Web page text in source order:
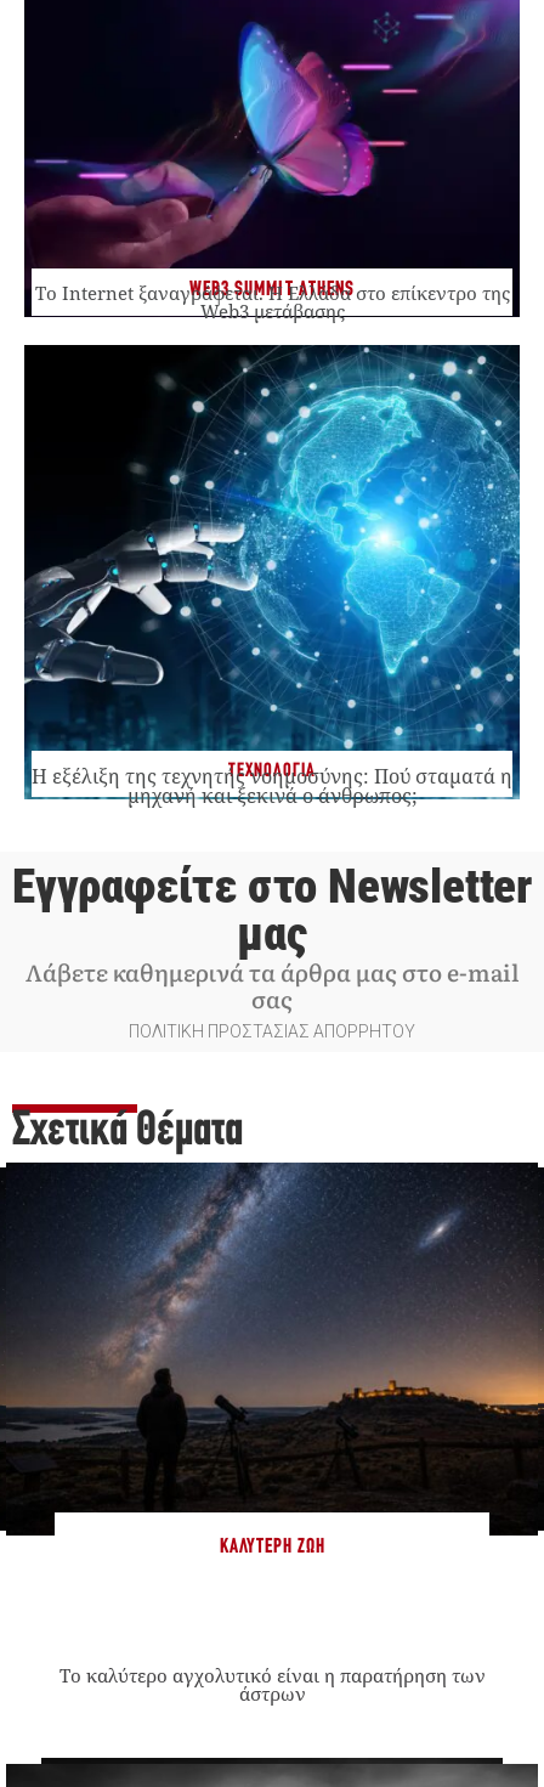
WEB3 SUMMIT ATHENS
Το Internet ξαναγράφεται. Η Ελλάδα στο επίκεντρο της
Web3 μετάβασης
ΤΕΧΝΟΛΟΓΙΑ
Η εξέλιξη της τεχνητής νοημοσύνης: Πού σταματά η
μηχανή και ξεκινά ο άνθρωπος;
Εγγραφείτε στο Newsletter
μας
Λάβετε καθημερινά τα άρθρα μας στο e-mail
σας
ΠΟΛΙΤΙΚΗ ΠΡΟΣΤΑΣΙΑΣ ΑΠΟΡΡΗΤΟΥ
Σχετικά Θέματα
ΚΑΛΎΤΕΡΗ ΖΩΉ
Το καλύτερο αγχολυτικό είναι η παρατήρηση των
άστρων